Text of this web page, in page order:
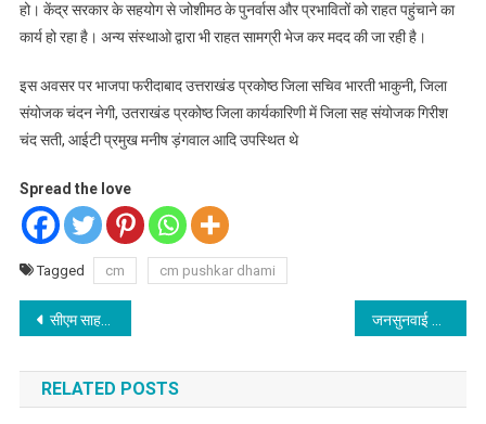
हो। केंद्र सरकार के सहयोग से जोशीमठ के पुनर्वास और प्रभावितों को राहत पहुंचाने का
कार्य हो रहा है। अन्य संस्थाओ द्वारा भी राहत सामग्री भेज कर मदद की जा रही है।
इस अवसर पर भाजपा फरीदाबाद उत्तराखंड प्रकोष्ठ जिला सचिव भारती भाकुनी, जिला
संयोजक चंदन नेगी, उतराखंड प्रकोष्ठ जिला कार्यकारिणी में जिला सह संयोजक गिरीश
चंद सती, आईटी प्रमुख मनीष ड़ंगवाल आदि उपस्थित थे
Spread the love
Tagged cm cm pushkar dhami
Post
navigation
सीएम साहब ! “पहाड़ों की रानी मसूरी को जोशीमठ बनने से बचाओ” जनसुनवाई कार्यक्रम में 112 शिकायतें प्राप्त हुई
RELATED POSTS